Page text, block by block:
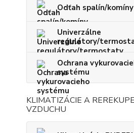
Odťah spalín/komíny
Univerzálne
regulátory/
Ochrana
systému
KLIMATIZÁCIE A
VZDUCHU